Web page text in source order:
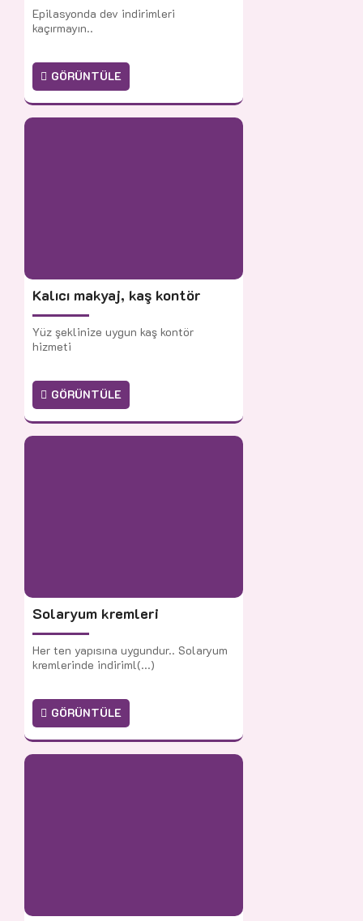
Epilasyonda dev indirimleri
kaçırmayın..
GÖRÜNTÜLE
Kalıcı makyaj, kaş kontör
Yüz şeklinize uygun kaş kontör
hizmeti
GÖRÜNTÜLE
Solaryum kremleri
Her ten yapısına uygundur.. Solaryum
kremlerinde indiriml(...)
GÖRÜNTÜLE